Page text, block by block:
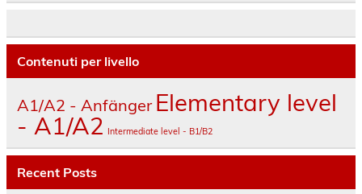
Contenuti per livello
A1/A2 - Anfänger Elementary level
- A1/A2 Intermediate level - B1/B2
Recent Posts